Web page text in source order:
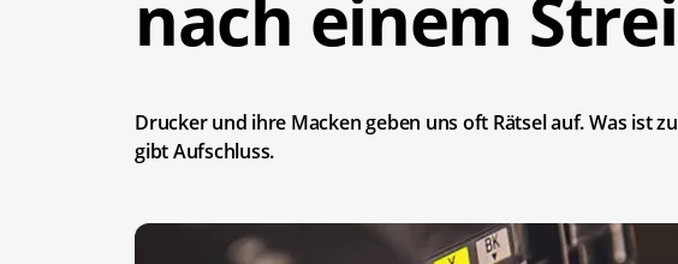
nach einem
Drucker und ihre Macken geben uns oft Rätsel auf. Was ist
gibt Aufschluss.